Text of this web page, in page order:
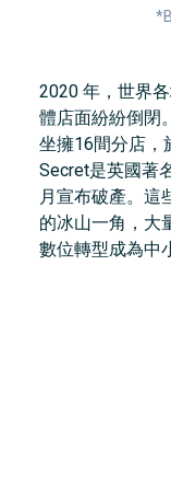
2020 年，世界
體店面紛紛倒閉
坐擁16間分店，
Secret是英國著
月宣布破產。這
的冰山一角，大
數位轉型成為中